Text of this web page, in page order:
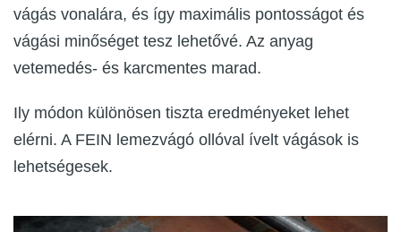
vágás vonalára, és így maximális pontosságot és
vágási minőséget tesz lehetővé. Az anyag
vetemedés- és karcmentes marad.
Ily módon különösen tiszta eredményeket lehet
elérni. A FEIN lemezvágó ollóval ívelt vágások is
lehetségesek.